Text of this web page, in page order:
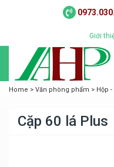
Giới
Home > Văn phòng phẩm > Hộp
Cặp 60 lá Plus